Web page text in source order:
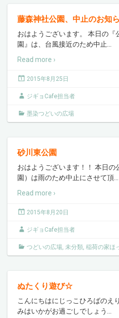
藤森神社公園、中止のお知
おはようございます。 本日の
園』は、台風接近のため中止
Read more ›
2015年8月25日
ジギョCafe担当者
墨染つどいの広場
砂川東公園
おはようございます！！ 本日の
園）は雨のため中止にさせて頂
Read more ›
2015年8月20日
ジギョCafe担当者
つどいの広場, 未分類, 稲荷の家ほ
ぬたくり遊び☆
こんにちはにじっこひろばのえ
みはいかがお過ごしでしょう